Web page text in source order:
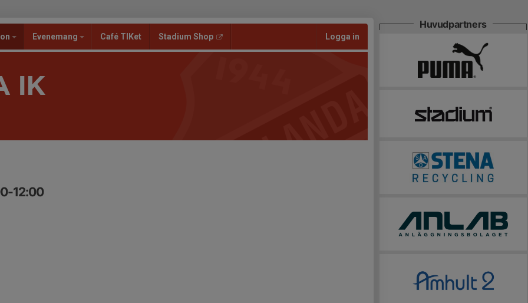
Evenemang Café TIKet Stadium Shop Logga in
IK
12:00
Huvudpartners